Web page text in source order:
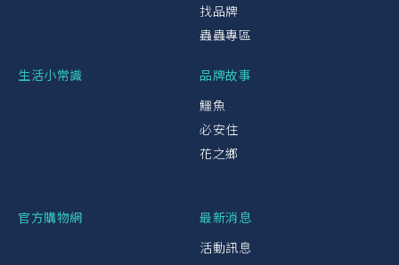
找品牌
蟲蟲專區
生活小常識
品牌故事
鱷魚
必安住
花之鄉
官方購物網
最新消息
活動訊息